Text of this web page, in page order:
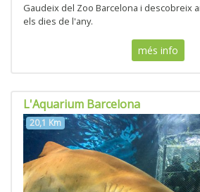
Gaudeix del Zoo Barcelona i descobreix
els dies de l'any.
més info
L'Aquarium Barcelona
20,1 Km